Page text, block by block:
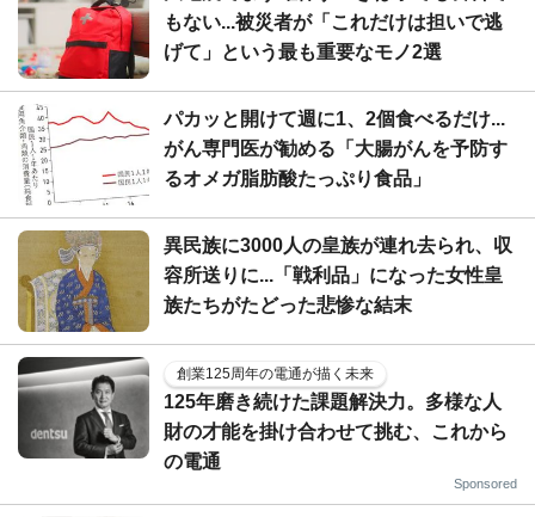
もない...被災者が「これだけは担いで逃
げて」という最も重要なモノ2選
パカッと開けて週に1、2個食べるだけ...
がん専門医が勧める「大腸がんを予防す
るオメガ脂肪酸たっぷり食品」
異民族に3000人の皇族が連れ去られ、収
容所送りに...「戦利品」になった女性皇
族たちがたどった悲惨な結末
創業125周年の電通が描く未来
125年磨き続けた課題解決力。多様な人
財の才能を掛け合わせて挑む、これから
の電通
Sponsored